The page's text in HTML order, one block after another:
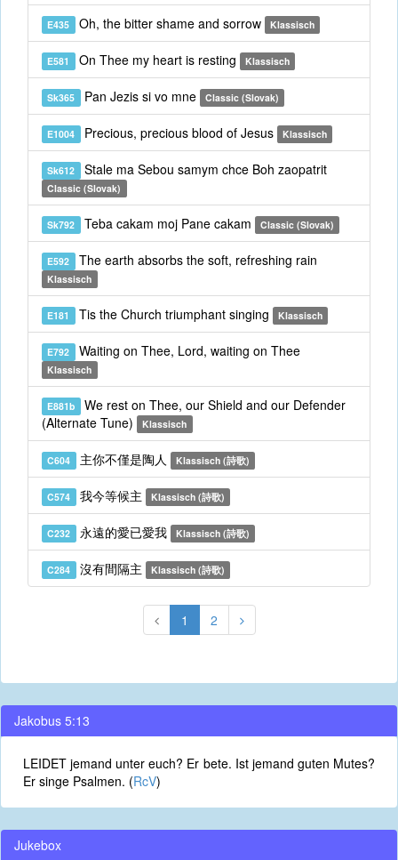
E435 Oh, the bitter shame and sorrow Klassisch
E581 On Thee my heart is resting Klassisch
Sk365 Pan Jezis si vo mne Classic (Slovak)
E1004 Precious, precious blood of Jesus Klassisch
Sk612 Stale ma Sebou samym chce Boh zaopatrit
Classic (Slovak)
Sk792 Teba cakam moj Pane cakam Classic (Slovak)
E592 The earth absorbs the soft, refreshing rain
Klassisch
E181 Tis the Church triumphant singing Klassisch
E792 Waiting on Thee, Lord, waiting on Thee
Klassisch
E881b We rest on Thee, our Shield and our Defender
(Alternate Tune)
Klassisch
C604 主你不僅是陶人 Klassisch (詩歌)
C574 我今等候主 Klassisch (詩歌)
C232 永遠的愛已愛我 Klassisch (詩歌)
C284 沒有間隔主 Klassisch (詩歌)
1 2
Jakobus 5:13
LEIDET jemand unter euch? Er bete. Ist jemand guten Mutes?
Er singe Psalmen. (RcV)
Jukebox